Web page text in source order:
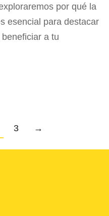
por qué la
esencial para destacar
a tu
3 →